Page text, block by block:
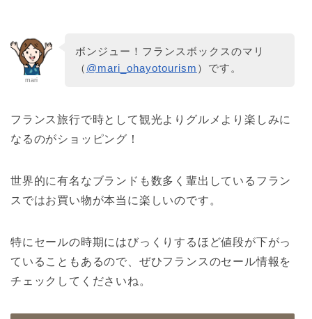
mari
ボンジュー！フランスボックスのマリ
（ @mari_ohayotourism ）です。
フランス旅行で時として観光よりグルメより楽しみに
なるのがショッピング！
世界的に有名なブランドも数多く輩出しているフラン
スではお買い物が本当に楽しいのです。
特にセールの時期にはびっくりするほど値段が下がっ
ていることもあるので、ぜひフランスのセール情報を
チェックしてくださいね。